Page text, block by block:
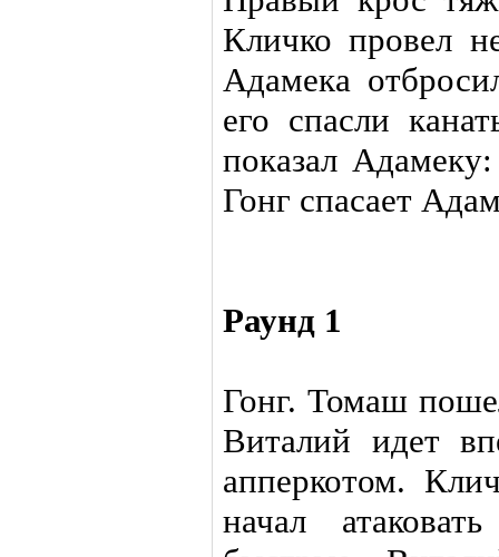
Кличко провел
Адамека
его спасли
показал
Гонг спасает
Раунд 1
Гонг. Томаш
Виталий идет
апперкотом.
начал